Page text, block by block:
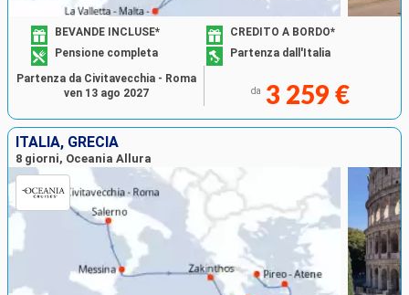
BEVANDE INCLUSE*
CREDITO A BORDO*
Pensione completa
Partenza dall'Italia
da 3 259 €
Partenza da Civitavecchia - Roma
ven 13 ago 2027
ITALIA, GRECIA
8 giorni, Oceania Allura